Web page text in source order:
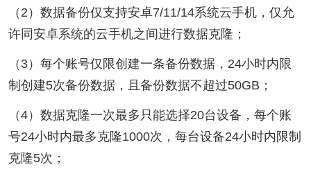
（2）数据备份仅支持安卓7/11/14系统云手机，仅允
许同安卓系统的云手机之间进行数据克隆；
（3）每个账号仅限创建一条备份数据，24小时内限
制创建5次备份数据，且备份数据不超过50GB；
（4）数据克隆一次最多只能选择20台设备，每个账
号24小时内最多克隆1000次，每台设备24小时内限制
克隆5次；